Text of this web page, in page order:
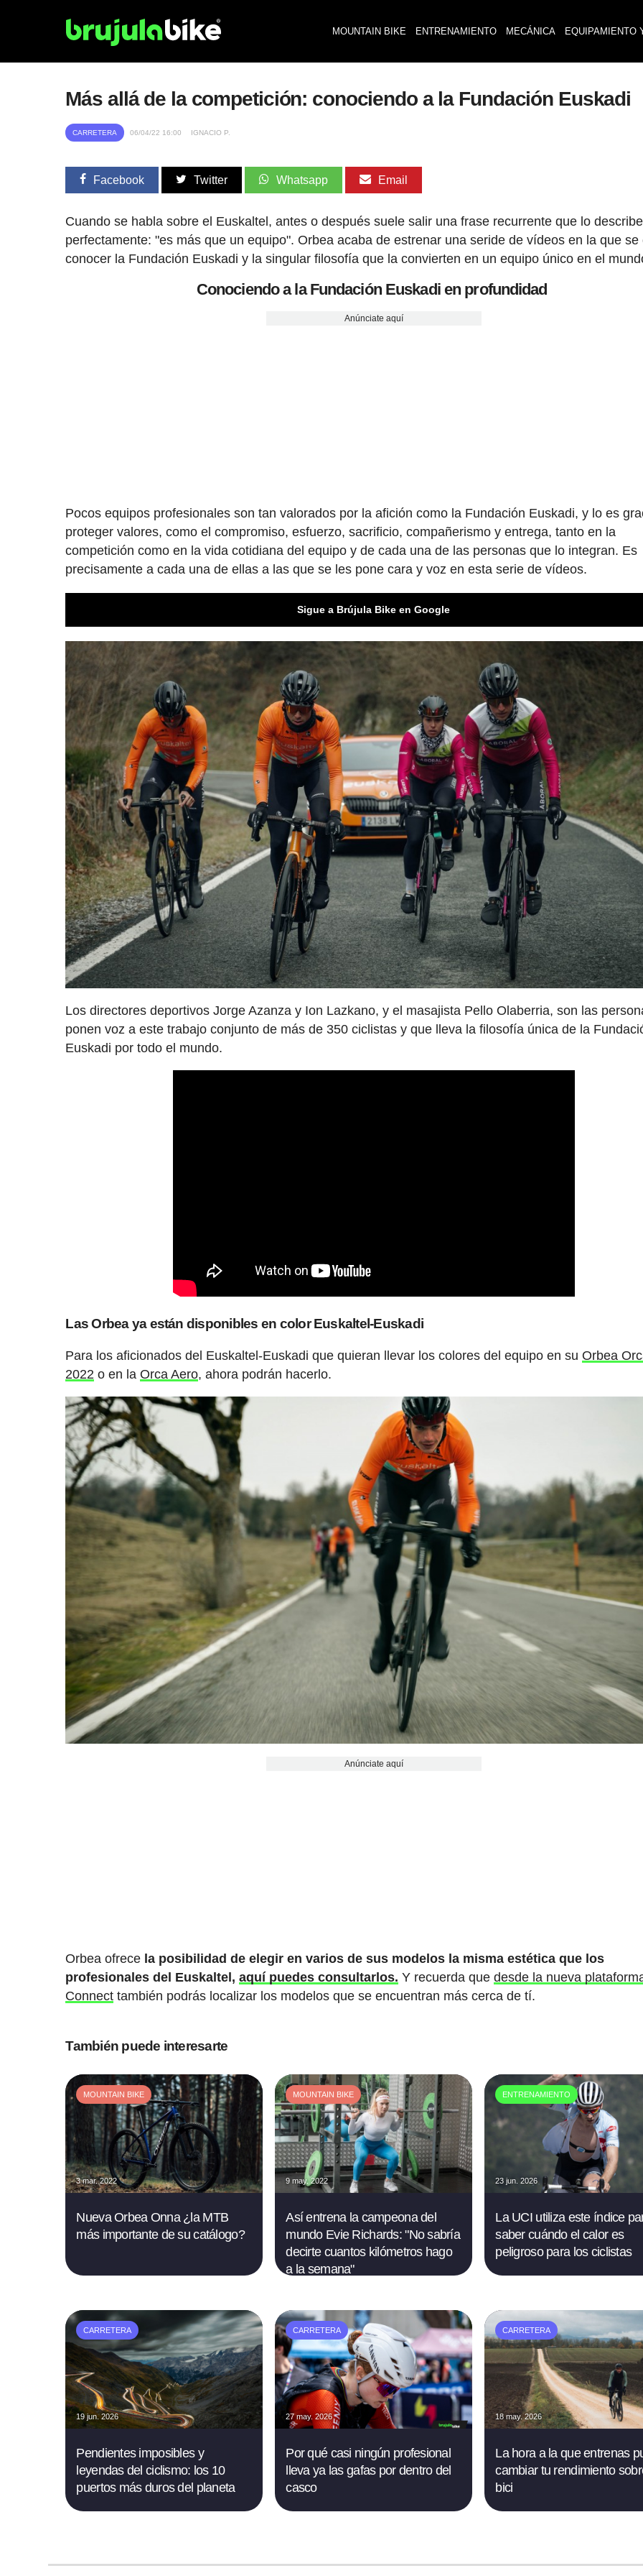
MOUNTAIN BIKE ENTRENAMIENTO MECÁNICA EQUIPAMIENTO
Más allá de la competición: conociendo a la Fundación Euskadi
CARRETERA 06/04/22 16:00 IGNACIO P.
Facebook Twitter Whatsapp Email
Cuando se habla sobre el Euskaltel, antes o después suele salir una frase recurrente que lo describe
perfectamente: "es más que un equipo". Orbea acaba de estrenar una seride de vídeos en la que se
conocer la Fundación Euskadi y la singular filosofía que la convierten en un equipo único en el
Conociendo a la Fundación Euskadi en profundidad
Anúnciate aquí
Pocos equipos profesionales son tan valorados por la afición como la Fundación Euskadi, y lo es
proteger valores, como el compromiso, esfuerzo, sacrificio, compañerismo y entrega, tanto en la
competición como en la vida cotidiana del equipo y de cada una de las personas que lo integran. Es
precisamente a cada una de ellas a las que se les pone cara y voz en esta serie de vídeos.
Sigue a Brújula Bike en Google
Los directores deportivos Jorge Azanza y Ion Lazkano, y el masajista Pello Olaberria, son las
ponen voz a este trabajo conjunto de más de 350 ciclistas y que lleva la filosofía única de la
Euskadi por todo el mundo.
Las Orbea ya están disponibles en color Euskaltel-Euskadi
Para los aficionados del Euskaltel-Euskadi que quieran llevar los colores del equipo en suOrbea
2022 o en laOrca Aero, ahora podrán hacerlo.
Anúnciate aquí
Orbea ofrece la posibilidad de elegir en varios de sus modelos la misma estética que los
profesionales del Euskaltel,aquí puedes consultarlos. Y recuerda quedesde la nueva
Connect también podrás localizar los modelos que se encuentran más cerca de tí.
También puede interesarte
MOUNTAIN BIKE
3 mar. 2022
Nueva Orbea Onna ¿la MTB
más importante de su catálogo?
MOUNTAIN BIKE
9 may. 2022
Así entrena la campeona del
mundo Evie Richards: "No sabría
decirte cuantos kilómetros hago
a la semana"
ENTRENAMIENTO
23 jun. 2026
La UCI utiliza este índice
saber cuándo el calor es
peligroso para los ciclistas
CARRETERA
19 jun. 2026
Pendientes imposibles y
leyendas del ciclismo: los 10
puertos más duros del planeta
CARRETERA
27 may. 2026
Por qué casi ningún profesional
lleva ya las gafas por dentro del
casco
CARRETERA
18 may. 2026
La hora a la que entrenas
cambiar tu rendimiento
bici